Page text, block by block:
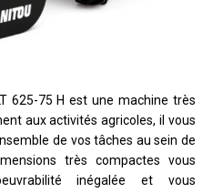
625-75 H est une machine très
aux activités agricoles, il vous
de vos tâches au sein de
très compactes vous
inégalée et vous